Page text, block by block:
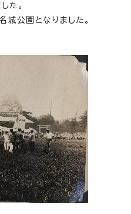
た。
公園となりました。